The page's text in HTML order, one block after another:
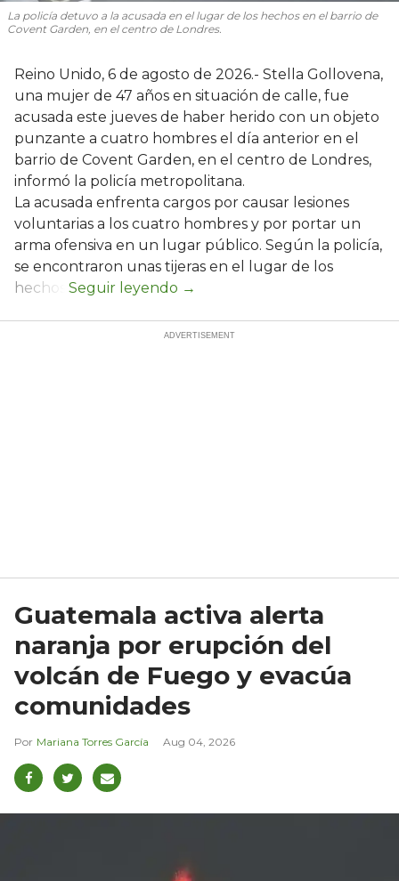
La policía detuvo a la acusada en el lugar de los hechos en el barrio de
Covent Garden, en el centro de Londres.
Reino Unido, 6 de agosto de 2026.- Stella Gollovena,
una mujer de 47 años en situación de calle, fue
acusada este jueves de haber herido con un objeto
punzante a cuatro hombres el día anterior en el
barrio de Covent Garden, en el centro de Londres,
informó la policía metropolitana.
La acusada enfrenta cargos por causar lesiones
voluntarias a los cuatro hombres y por portar un
arma ofensiva en un lugar público. Según la policía,
se encontraron unas tijeras en el lugar de los
hechos.
Guatemala activa alerta
naranja por erupción del
volcán de Fuego y evacúa
comunidades
Mariana Torres García Aug 04, 2026